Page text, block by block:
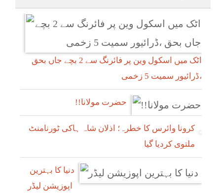
اٹک میں اسکول وین پر فائرنگ سے 2 بچے جاں بحق
،ڈرائیور سمیت 5 زخمی
!!حضرت مولانا
کرونا وائرس کا خطرہ؛ اذلان شاہ ہاکی ٹورنامنٹ
ملتوی کردیا گیا
دنیا کا بہترین